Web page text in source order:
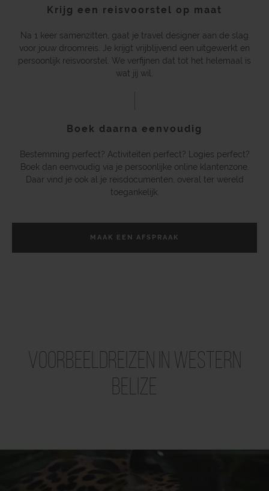
Krijg een reisvoorstel op maat
Na 1 keer samenzitten, gaat je travel designer aan de slag
voor jouw droomreis. Je krijgt vrijblijvend een uitgewerkt en
persoonlijk reisvoorstel. We verfijnen dat tot het helemaal is
wat jij wil.
Boek daarna eenvoudig
Bestemming perfect? Activiteiten perfect? Logies perfect?
Boek dan eenvoudig via je persoonlijke online klantenzone.
Daar vind je ook al je reisdocumenten, overal ter wereld
toegankelijk.
MAAK EEN AFSPRAAK
Voorbeeldreizen in Western
Belize